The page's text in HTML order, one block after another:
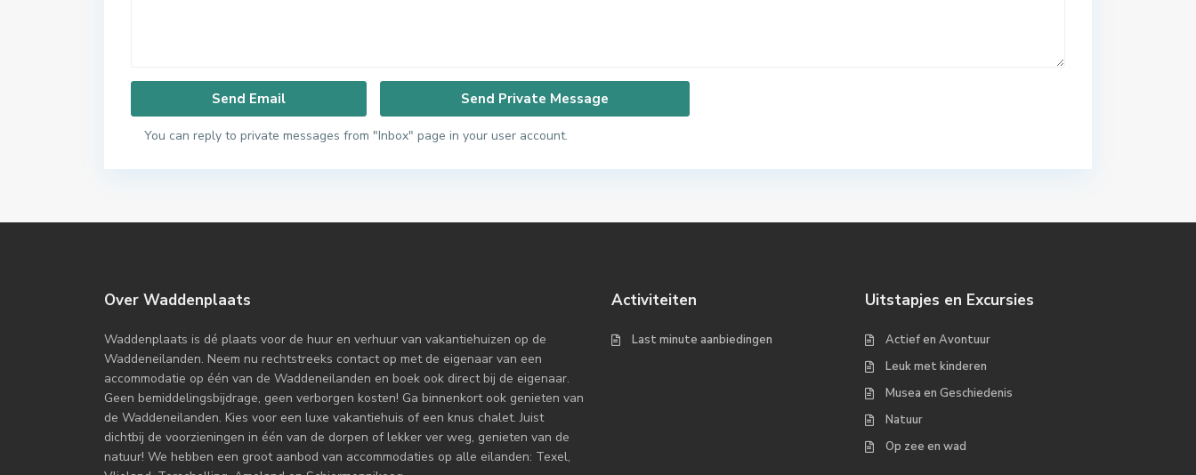
You can reply to private messages from "Inbox" page in your user account.
Over Waddenplaats
Waddenplaats is dé plaats voor de huur en verhuur van vakantiehuizen op de
Waddeneilanden. Neem nu rechtstreeks contact op met de eigenaar van een
accommodatie op één van de Waddeneilanden en boek ook direct bij de eigenaar.
Geen bemiddelingsbijdrage, geen verborgen kosten! Ga binnenkort ook genieten van
de Waddeneilanden. Kies voor een luxe vakantiehuis of een knus chalet. Juist
dichtbij de voorzieningen in één van de dorpen of lekker ver weg, genieten van de
natuur! We hebben een groot aanbod van accommodaties op alle eilanden: Texel,
Activiteiten
Last minute aanbiedingen
Uitstapjes en Excursies
Actief en Avontuur
Leuk met kinderen
Musea en Geschiedenis
Natuur
Op zee en wad